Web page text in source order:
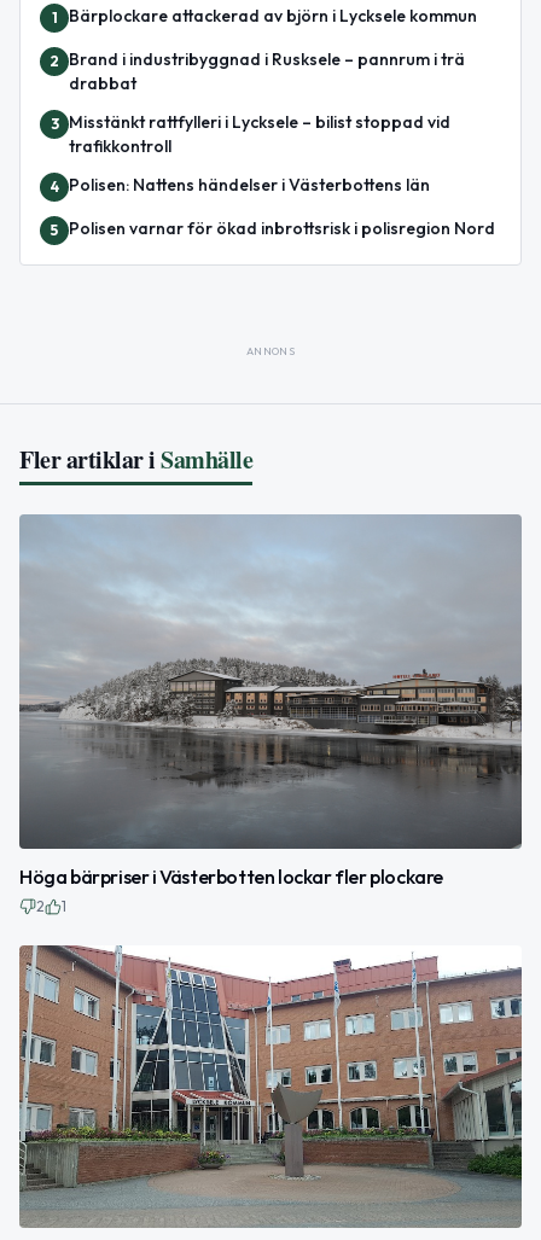
1 Bärplockare attackerad av björn i Lycksele kommun
2
Brand i industribyggnad i Rusksele – pannrum i trä
drabbat
3
Misstänkt rattfylleri i Lycksele – bilist stoppad vid
trafikkontroll
4 Polisen: Nattens händelser i Västerbottens län
5 Polisen varnar för ökad inbrottsrisk i polisregion Nord
ANNONS
Fler artiklar iSamhälle
Höga bärpriser i Västerbotten lockar fler plockare
2 1